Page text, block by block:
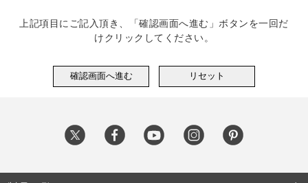
上記項目にご記入頂き、「確認画面へ進む」ボタンを一回だ
けクリックしてください。